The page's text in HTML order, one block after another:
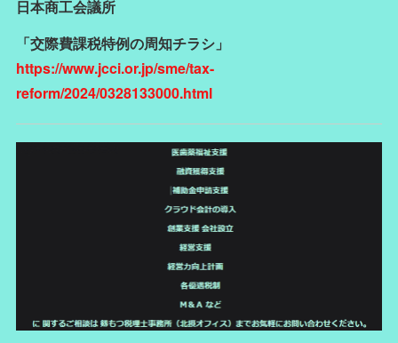
日本商工会議所
「交際費課税特例の周知チラシ」
https://www.jcci.or.jp/sme/tax-
reform/2024/0328133000.html